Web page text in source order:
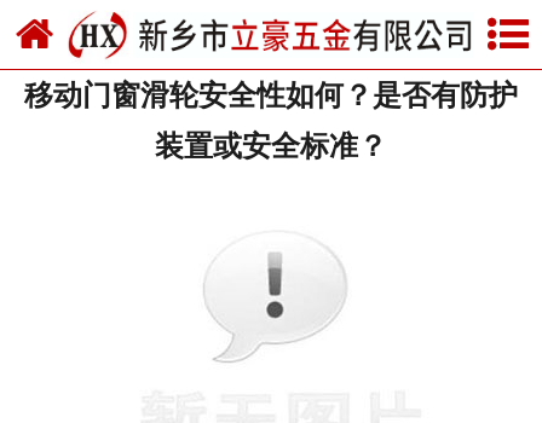
网站首页
关于我们
产品中心
移动门窗滑轮安全性如何？是否有防护
装置或安全标准？